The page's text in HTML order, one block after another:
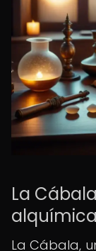
La
La Cábala,